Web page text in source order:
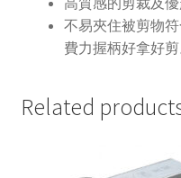
不易夾住被剪物
費力握柄好拿好剪
Related